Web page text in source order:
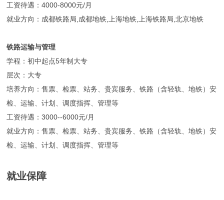
工资待遇：4000-8000元/月
就业方向：成都铁路局,成都地铁,上海地铁,上海铁路局,北京地铁
铁路运输与管理
学程：初中起点5年制大专
层次：大专
培养方向：售票、检票、站务、贵宾服务、铁路（含轻轨、地铁）安
检、运输、计划、调度指挥、管理等
工资待遇：3000--6000元/月
就业方向：售票、检票、站务、贵宾服务、铁路（含轻轨、地铁）安
检、运输、计划、调度指挥、管理等
就业保障